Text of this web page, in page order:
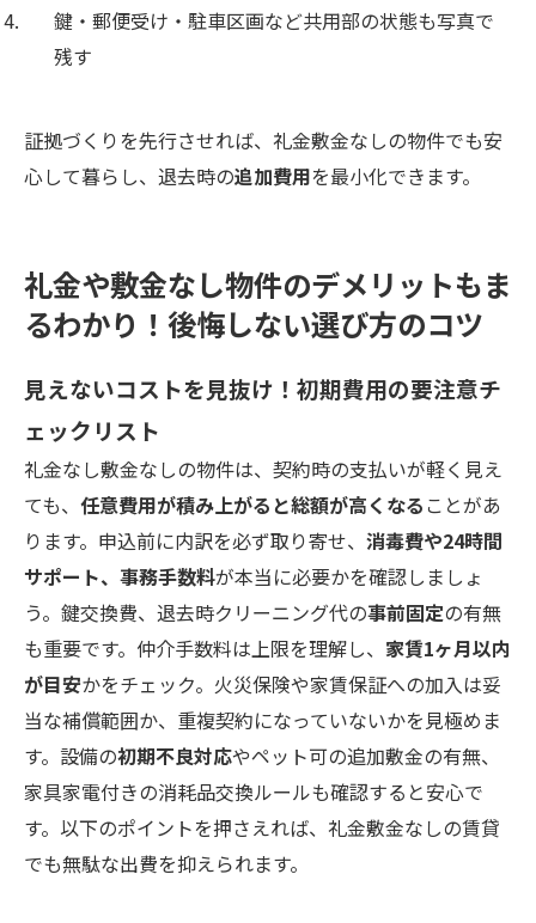
鍵・郵便受け・駐車区画など共用部の状態も写真で
残す
証拠づくりを先行させれば、礼金敷金なしの物件でも安
心して暮らし、退去時の追加費用を最小化できます。
礼金や敷金なし物件のデメリットもま
るわかり！後悔しない選び方のコツ
見えないコストを見抜け！初期費用の要注意チ
ェックリスト
礼金なし敷金なしの物件は、契約時の支払いが軽く見え
ても、 任意費用が積み上がると総額が高くなる ことがあ
ります。申込前に内訳を必ず取り寄せ、 消毒費や24時間
サポート、事務手数料が本当に必要かを確認しましょ
う。鍵交換費、退去時クリーニング代の事前固定の有無
も重要です。仲介手数料は上限を理解し、 家賃1ヶ月以内
が目安かをチェック。火災保険や家賃保証への加入は妥
当な補償範囲か、重複契約になっていないかを見極めま
す。設備の初期不良対応やペット可の追加敷金の有無、
家具家電付きの消耗品交換ルールも確認すると安心で
す。以下のポイントを押さえれば、礼金敷金なしの賃貸
でも無駄な出費を抑えられます。